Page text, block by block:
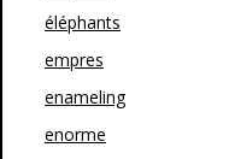
éléphants
empres
enameling
enorme